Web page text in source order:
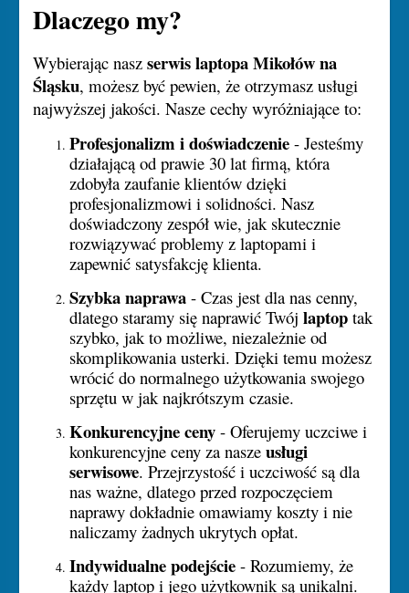
Dlaczego my?
Wybierając nasz serwis laptopa Mikołów na
Śląsku, możesz być pewien, że otrzymasz usługi
najwyższej jakości. Nasze cechy wyróżniające to:
Profesjonalizm i doświadczenie - Jesteśmy
działającą od prawie 30 lat firmą, która
zdobyła zaufanie klientów dzięki
profesjonalizmowi i solidności. Nasz
doświadczony zespół wie, jak skutecznie
rozwiązywać problemy z laptopami i
zapewnić satysfakcję klienta.
Szybka naprawa - Czas jest dla nas cenny,
dlatego staramy się naprawić Twójlaptop tak
szybko, jak to możliwe, niezależnie od
skomplikowania usterki. Dzięki temu możesz
wrócić do normalnego użytkowania swojego
sprzętu w jak najkrótszym czasie.
Konkurencyjne ceny - Oferujemy uczciwe i
konkurencyjne ceny za naszeusługi
serwisowe. Przejrzystość i uczciwość są dla
nas ważne, dlatego przed rozpoczęciem
naprawy dokładnie omawiamy koszty i nie
naliczamy żadnych ukrytych opłat.
Indywidualne podejście - Rozumiemy, że
każdy laptop i jego użytkownik są unikalni.